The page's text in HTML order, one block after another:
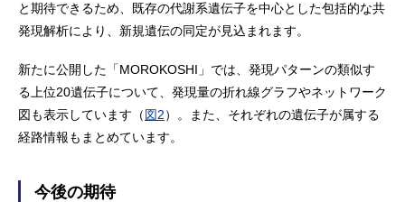
と期待できるため、既存の代謝系遺伝子を中心とした包括的な共
発現解析により、新規遺伝の同定が見込まれます。
新たに公開した「MOROKOSHI」では、発現パターンの類似す
る上位20遺伝子について、発現量の折れ線グラフやネットワーク
図も表示しています（図2）。また、それぞれの遺伝子が属する
経路情報もまとめています。
今後の期待